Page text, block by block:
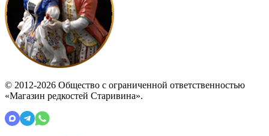
© 2012-2026 Общество с ограниченной ответственностью
«Магазин редкостей Старивина».